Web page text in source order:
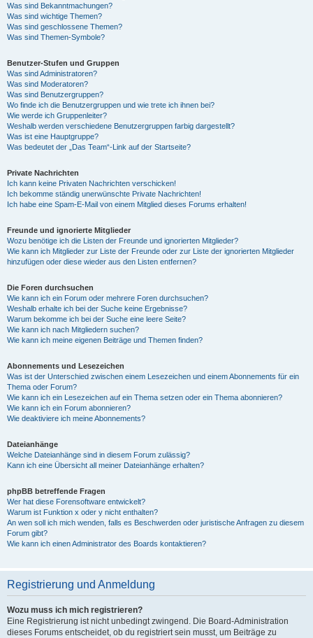
Was sind Bekanntmachungen?
Was sind wichtige Themen?
Was sind geschlossene Themen?
Was sind Themen-Symbole?
Benutzer-Stufen und Gruppen
Was sind Administratoren?
Was sind Moderatoren?
Was sind Benutzergruppen?
Wo finde ich die Benutzergruppen und wie trete ich ihnen bei?
Wie werde ich Gruppenleiter?
Weshalb werden verschiedene Benutzergruppen farbig dargestellt?
Was ist eine Hauptgruppe?
Was bedeutet der „Das Team“-Link auf der Startseite?
Private Nachrichten
Ich kann keine Privaten Nachrichten verschicken!
Ich bekomme ständig unerwünschte Private Nachrichten!
Ich habe eine Spam-E-Mail von einem Mitglied dieses Forums erhalten!
Freunde und ignorierte Mitglieder
Wozu benötige ich die Listen der Freunde und ignorierten Mitglieder?
Wie kann ich Mitglieder zur Liste der Freunde oder zur Liste der ignorierten Mitglieder
hinzufügen oder diese wieder aus den Listen entfernen?
Die Foren durchsuchen
Wie kann ich ein Forum oder mehrere Foren durchsuchen?
Weshalb erhalte ich bei der Suche keine Ergebnisse?
Warum bekomme ich bei der Suche eine leere Seite?
Wie kann ich nach Mitgliedern suchen?
Wie kann ich meine eigenen Beiträge und Themen finden?
Abonnements und Lesezeichen
Was ist der Unterschied zwischen einem Lesezeichen und einem Abonnements für ein
Thema oder Forum?
Wie kann ich ein Lesezeichen auf ein Thema setzen oder ein Thema abonnieren?
Wie kann ich ein Forum abonnieren?
Wie deaktiviere ich meine Abonnements?
Dateianhänge
Welche Dateianhänge sind in diesem Forum zulässig?
Kann ich eine Übersicht all meiner Dateianhänge erhalten?
phpBB betreffende Fragen
Wer hat diese Forensoftware entwickelt?
Warum ist Funktion x oder y nicht enthalten?
An wen soll ich mich wenden, falls es Beschwerden oder juristische Anfragen zu diesem
Forum gibt?
Wie kann ich einen Administrator des Boards kontaktieren?
Registrierung und Anmeldung
Wozu muss ich mich registrieren?
Eine Registrierung ist nicht unbedingt zwingend. Die Board-Administration
dieses Forums entscheidet, ob du registriert sein musst, um Beiträge zu